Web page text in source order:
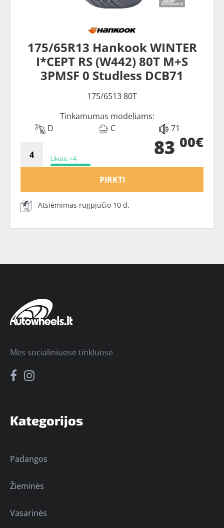
175/65R13 Hankook WINTER
I*CEPT RS (W442) 80T M+S
3PMSF 0 Studless DCB71
175/6513 80T
Tinkamumas modeliams:
D
C 71
Likutis >4 83 00€
PIRKTI
Atsiėmimas rugpjūčio 10 d.
Kategorijos
Padangos
Žieminės
Vasarinės
Mes socialiniuose tinkluose